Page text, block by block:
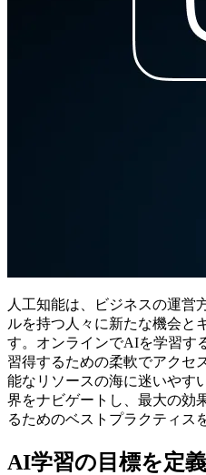
人工知能は、ビジネスの運営
ルを持つ人々に新たな機会と
す。オンラインでAIを学習す
習得するための柔軟でアクセ
能なリソースの海に迷いやす
界をナビゲートし、最大の効
るためのベストプラクティス
AI学習の目標を定